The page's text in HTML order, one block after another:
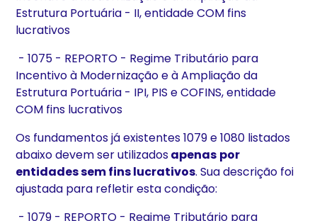
Estrutura Portuária - II, entidade COM fins
lucrativos
- 1075 - REPORTO - Regime Tributário para
Incentivo à Modernização e à Ampliação da
Estrutura Portuária - IPI, PIS e COFINS, entidade
COM fins lucrativos
Os fundamentos já existentes 1079 e 1080 listados
abaixo devem ser utilizadosapenas por
entidades sem fins lucrativos. Sua descrição foi
ajustada para refletir esta condição:
- 1079 - REPORTO - Regime Tributário para